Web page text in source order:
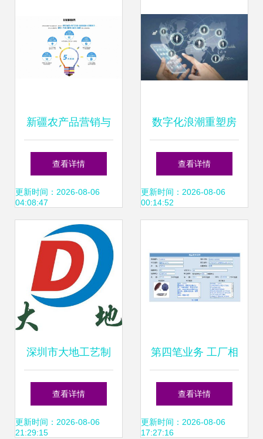
新疆农产品营销与
销售业务的创新突
破路径
查看详情
更新时间：2026-08-06
04:08:47
数字化浪潮重塑房
地产格局 线上营销
赋能销售业务的新
查看详情
更新时间：2026-08-06
00:14:52
深圳市大地工艺制
品厂业务拓展之道
从产品制造到市场
查看详情
更新时间：2026-08-06
21:29:15
第四笔业务 工厂相
关资料与销售业务
解析
查看详情
更新时间：2026-08-06
17:27:16